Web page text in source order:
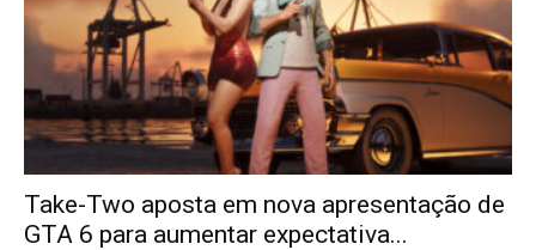
Take-Two aposta em nova apresentação de
GTA 6 para aumentar expectativa...